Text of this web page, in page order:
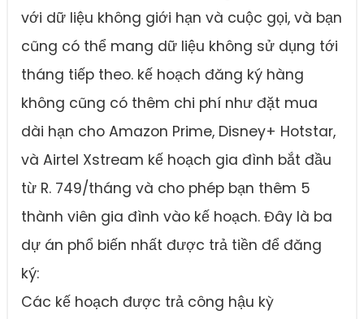
với dữ liệu không giới hạn và cuộc gọi, và bạn
cũng có thể mang dữ liệu không sử dụng tới
tháng tiếp theo. kế hoạch đăng ký hàng
không cũng có thêm chi phí như đặt mua
dài hạn cho Amazon Prime, Disney+ Hotstar,
và Airtel Xstream kế hoạch gia đình bắt đầu
từ R. 749/tháng và cho phép bạn thêm 5
thành viên gia đình vào kế hoạch. Đây là ba
dự án phổ biến nhất được trả tiền để đăng
ký:
Các kế hoạch được trả công hậu kỳ